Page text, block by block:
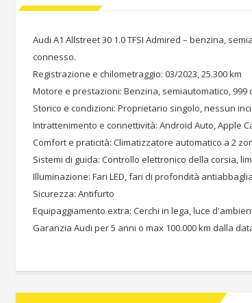
Audi A1 Allstreet 30 1.0 TFSI Admired – benzina,
connesso.
Registrazione e chilometraggio: 03/2023, 25.300 km
Motore e prestazioni: Benzina, semiautomatico, 999
Storico e condizioni: Proprietario singolo, nessun
Intrattenimento e connettività: Android Auto, Apple
Comfort e praticità: Climatizzatore automatico a 2
Sistemi di guida: Controllo elettronico della corsia,
Illuminazione: Fari LED, fari di profondità
Sicurezza: Antifurto
Equipaggiamento extra: Cerchi in lega, luce
Garanzia Audi per 5 anni o max 100.000 km dalla